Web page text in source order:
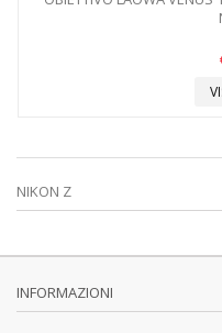
NIKON Z
INFORMAZIONI